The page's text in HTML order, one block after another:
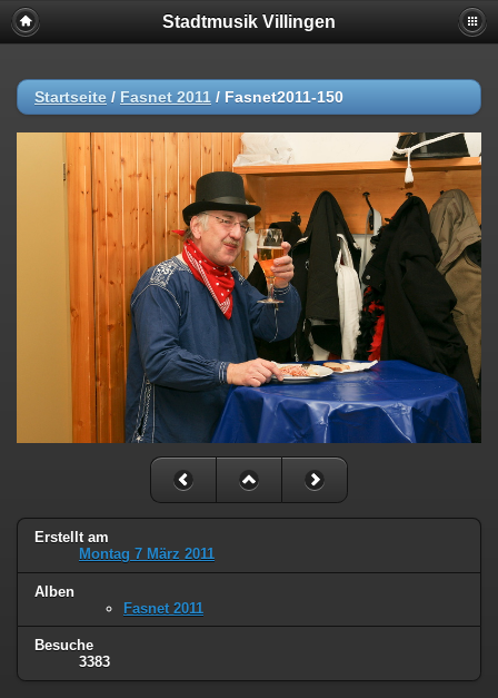
Stadtmusik Villingen
Startseite / Fasnet 2011 / Fasnet2011-150
Erstellt am
Montag 7 März 2011
Alben
Fasnet 2011
Besuche
3383